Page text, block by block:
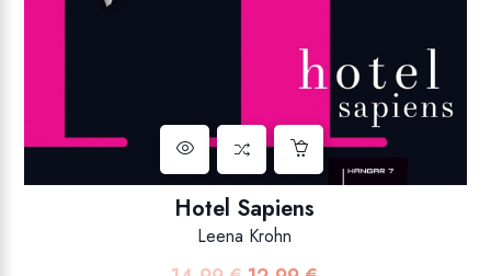
Hotel Sapiens
Leena Krohn